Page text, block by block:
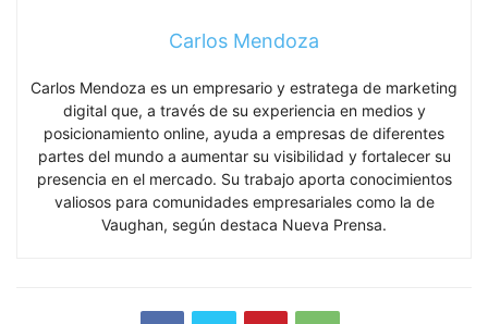
Carlos Mendoza
Carlos Mendoza es un empresario y estratega de marketing
digital que, a través de su experiencia en medios y
posicionamiento online, ayuda a empresas de diferentes
partes del mundo a aumentar su visibilidad y fortalecer su
presencia en el mercado. Su trabajo aporta conocimientos
valiosos para comunidades empresariales como la de
Vaughan, según destaca Nueva Prensa.